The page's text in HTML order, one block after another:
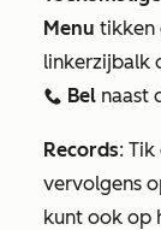
Menu tikken
linkerzijbalk
calling Bel naast
Records: Tik
vervolgens
kunt ook op